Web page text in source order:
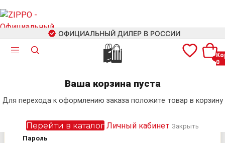
+7 (499) 460-42-09
0
ОФИЦИАЛЬНЫЙ ДИЛЕР В РОССИИ
🛍
Ваша корзина пуста
Для перехода к оформлению заказа положите товар в корзину
Перейти в каталог Личный кабинет Закрыть
Электронная почта
Пароль